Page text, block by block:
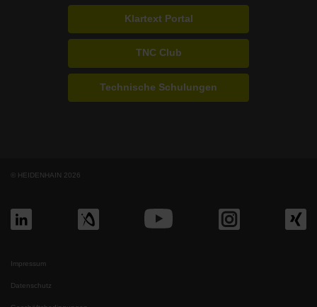
Klartext Portal
TNC Club
Technische Schulungen
© HEIDENHAIN 2026
Impressum
Datenschutz